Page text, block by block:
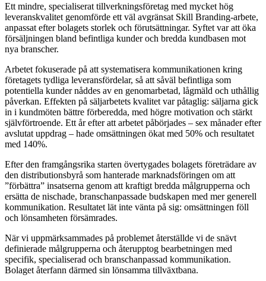
Ett mindre, specialiserat tillverkningsföretag med mycket hög
leveranskvalitet genomförde ett väl avgränsat Skill Branding-arbete,
anpassat efter bolagets storlek och förutsättningar. Syftet var att öka
försäljningen bland befintliga kunder och bredda kundbasen mot
nya branscher.
Arbetet fokuserade på att systematisera kommunikationen kring
företagets tydliga leveransfördelar, så att såväl befintliga som
potentiella kunder nåddes av en genomarbetad, lågmäld och uthållig
påverkan. Effekten på säljarbetets kvalitet var påtaglig: säljarna gick
in i kundmöten bättre förberedda, med högre motivation och stärkt
självförtroende. Ett år efter att arbetet påbörjades – sex månader efter
avslutat uppdrag – hade omsättningen ökat med 50% och resultatet
med 140%.
Efter den framgångsrika starten övertygades bolagets företrädare av
den distributionsbyrå som hanterade marknadsföringen om att
”förbättra” insatserna genom att kraftigt bredda målgrupperna och
ersätta de nischade, branschanpassade budskapen med mer generell
kommunikation. Resultatet lät inte vänta på sig: omsättningen föll
och lönsamheten försämrades.
När vi uppmärksammades på problemet återställde vi de snävt
definierade målgrupperna och återupptog bearbetningen med
specifik, specialiserad och branschanpassad kommunikation.
Bolaget återfann därmed sin lönsamma tillväxtbana.